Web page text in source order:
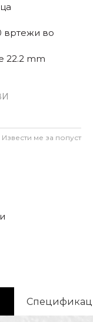
вртежи во
22.2 mm
Извести ме за попуст